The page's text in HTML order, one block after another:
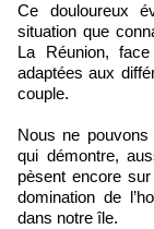
Ce douloureux
situation que
La Réunion,
adaptées aux
couple.
Nous ne
qui démontre,
pèsent encore
domination de
dans notre île.